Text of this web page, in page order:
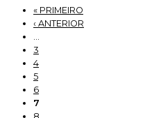
« PRIMEIRO
‹ ANTERIOR
…
3
4
5
6
7